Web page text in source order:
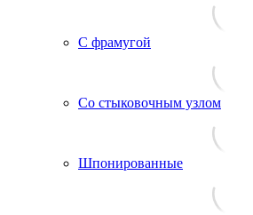
С фрамугой
Со стыковочным узлом
Шпонированные